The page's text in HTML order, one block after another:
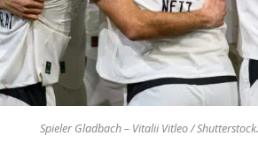
Spieler Gladbach – Vitalii Vitleo /